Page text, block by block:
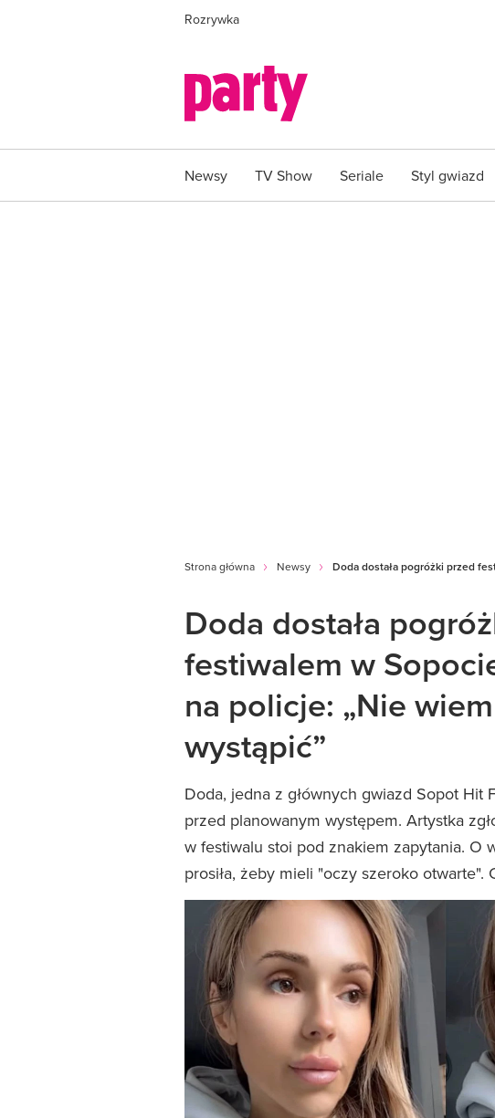
Rozrywka
Newsy TV Show Seriale Styl gwiazd
Strona główna Newsy Doda dostała pogróżki przed
Doda dostała
festiwalem w
na policje: „Nie
wystąpić”
Doda, jedna z głównych gwiazd Sopot Hit
przed planowanym występem. Artystka
w festiwalu stoi pod znakiem zapytania. O
prosiła, żeby mieli "oczy szeroko